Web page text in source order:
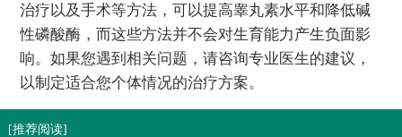
治疗以及手术等方法，可以提高睾丸素水平和降低碱
性磷酸酶，而这些方法并不会对生育能力产生负面影
响。如果您遇到相关问题，请咨询专业医生的建议，
以制定适合您个体情况的治疗方案。
[推荐阅读]